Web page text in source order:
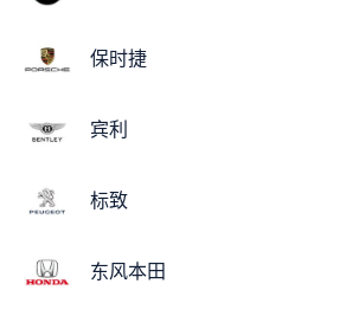
保时捷
宾利
标致
东风本田